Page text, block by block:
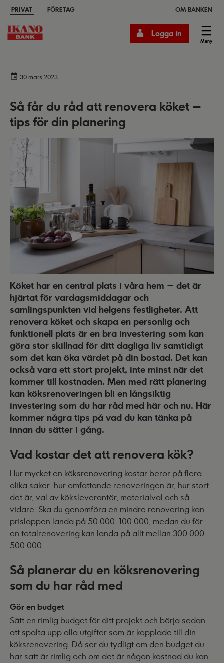
PRIVAT FÖRETAG OM BANKEN
Meny
Logga in
30 mars 2023
Så får du råd att renovera köket –
tips för din planering
Köket har en central plats i våra hem – det är
hjärtat för vardagsmiddagar och
samlingspunkten vid helgens festligheter. Att
renovera köket och skapa en personlig och
funktionell plats är en bra investering som kan
göra stor skillnad för ditt dagliga liv samtidigt
som det kan öka värdet på din bostad. Det kan
också vara ett stort projekt, inte minst när det
kommer till kostnaden. Men med rätt planering
kan köksrenoveringen bli en långsiktig
investering som du har råd med här och nu. Här
kommer några tips på vad du kan tänka på
innan du sätter i gång.
Vad kostar det att renovera kök?
Hur mycket en köksrenovering kostar beror på flera
olika saker: hur omfattande renoveringen är, hur stort
det är, val av köksleverantör, materialval och så
vidare. Ska du genomföra en mindre renovering kan
prislappen landa på 50 000-100 000, medan du för
en totalrenovering kan landa på allt mellan 300 000-
500 000.
Så planerar du en köksrenovering
som du har råd med
Gör en budget
Sätt en rimlig budget för ditt projekt och börja sedan
att spalta upp alla utgifter som är kopplade till din
köksrenovering. Då ser du tydligt om den budget du
har satt är rimlig och om det är någon kostnad du kan